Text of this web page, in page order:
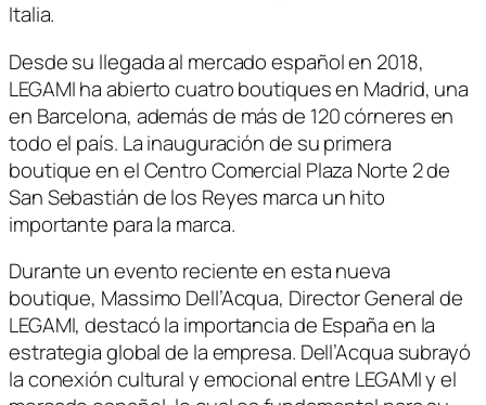
Italia.
Desde su llegada al mercado español en 2018,
LEGAMI ha abierto cuatro boutiques en Madrid, una
en Barcelona, además de más de 120 córneres en
todo el país. La inauguración de su primera
boutique en el Centro Comercial Plaza Norte 2 de
San Sebastián de los Reyes marca un hito
importante para la marca.
Durante un evento reciente en esta nueva
boutique, Massimo Dell’Acqua, Director General de
LEGAMI, destacó la importancia de España en la
estrategia global de la empresa. Dell’Acqua subrayó
la conexión cultural y emocional entre LEGAMI y el